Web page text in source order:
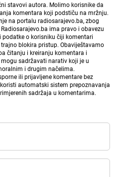
stavovi autora. Molimo korisnike da
komentara koji podstiču na mržnju.
na portalu radiosarajevo.ba, zbog
ima pravo i obavezu
o korisniku čiji komentari
blokira pristup. Obaviještavamo
čitanju i kreiranju komentara i
sadržavati narativ koji je u
i drugim načelima.
ili prijavljene komentare bez
automatski sistem prepoznavanja
sadržaja u komentarima.